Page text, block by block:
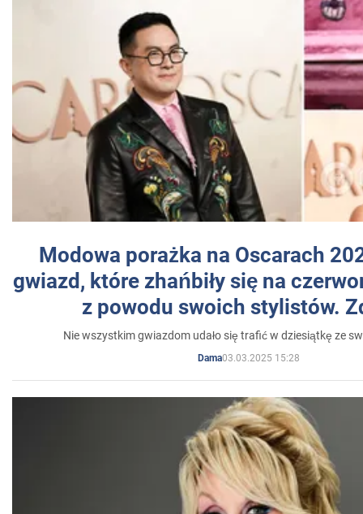
Modowa porażka na Oscarach
gwiazd, które zhańbiły się na
z powodu swoich stylistów.
Nie wszystkim gwiazdom udało się trafić w dziesiątkę ze
Dama03.03.2025 15:28